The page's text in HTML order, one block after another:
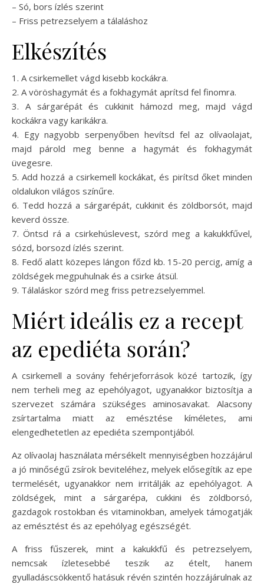
– Só, bors ízlés szerint
– Friss petrezselyem a tálaláshoz
Elkészítés
1. A csirkemellet vágd kisebb kockákra.
2. A vöröshagymát és a fokhagymát aprítsd fel finomra.
3. A sárgarépát és cukkinit hámozd meg, majd vágd
kockákra vagy karikákra.
4. Egy nagyobb serpenyőben hevítsd fel az olívaolajat,
majd párold meg benne a hagymát és fokhagymát
üvegesre.
5. Add hozzá a csirkemell kockákat, és pirítsd őket minden
oldalukon világos színűre.
6. Tedd hozzá a sárgarépát, cukkinit és zöldborsót, majd
keverd össze.
7. Öntsd rá a csirkehúslevest, szórd meg a kakukkfűvel,
sózd, borsozd ízlés szerint.
8. Fedő alatt közepes lángon főzd kb. 15-20 percig, amíg a
zöldségek megpuhulnak és a csirke átsül.
9. Tálaláskor szórd meg friss petrezselyemmel.
Miért ideális ez a recept
az epediéta során?
A csirkemell a sovány fehérjeforrások közé tartozik, így
nem terheli meg az epehólyagot, ugyanakkor biztosítja a
szervezet számára szükséges aminosavakat. Alacsony
zsírtartalma miatt az emésztése kíméletes, ami
elengedhetetlen az epediéta szempontjából.
Az olívaolaj használata mérsékelt mennyiségben hozzájárul
a jó minőségű zsírok beviteléhez, melyek elősegítik az epe
termelését, ugyanakkor nem irritálják az epehólyagot. A
zöldségek, mint a sárgarépa, cukkini és zöldborsó,
gazdagok rostokban és vitaminokban, amelyek támogatják
az emésztést és az epehólyag egészségét.
A friss fűszerek, mint a kakukkfű és petrezselyem,
nemcsak ízletesebbé teszik az ételt, hanem
gyulladáscsökkentő hatásuk révén szintén hozzájárulnak az